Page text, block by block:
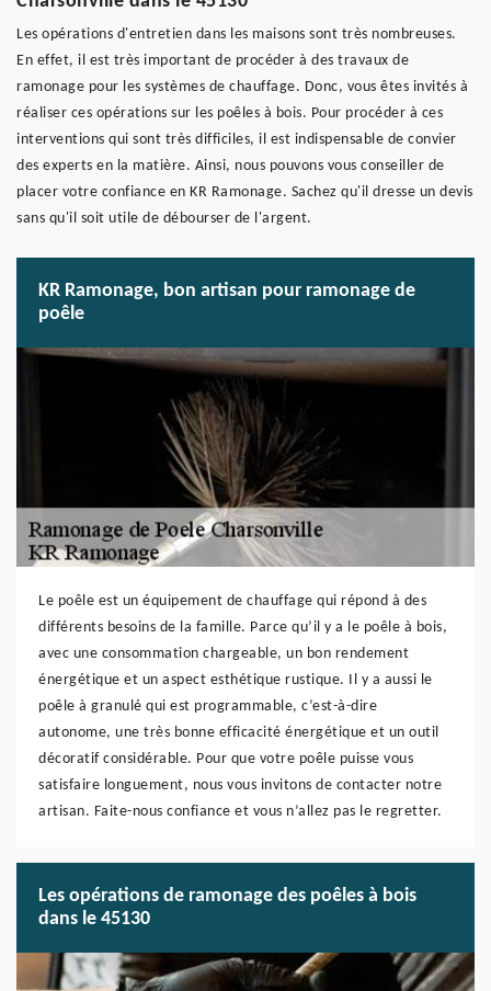
Les opérations d'entretien dans les maisons sont très nombreuses.
En effet, il est très important de procéder à des travaux de
ramonage pour les systèmes de chauffage. Donc, vous êtes invités à
réaliser ces opérations sur les poêles à bois. Pour procéder à ces
interventions qui sont très difficiles, il est indispensable de convier
des experts en la matière. Ainsi, nous pouvons vous conseiller de
placer votre confiance en KR Ramonage. Sachez qu'il dresse un devis
sans qu'il soit utile de débourser de l'argent.
KR Ramonage, bon artisan pour ramonage de
poêle
Le poêle est un équipement de chauffage qui répond à des
différents besoins de la famille. Parce qu’il y a le poêle à bois,
avec une consommation chargeable, un bon rendement
énergétique et un aspect esthétique rustique. Il y a aussi le
poêle à granulé qui est programmable, c’est-à-dire
autonome, une très bonne efficacité énergétique et un outil
décoratif considérable. Pour que votre poêle puisse vous
satisfaire longuement, nous vous invitons de contacter notre
artisan. Faite-nous confiance et vous n’allez pas le regretter.
Les opérations de ramonage des poêles à bois
dans le 45130